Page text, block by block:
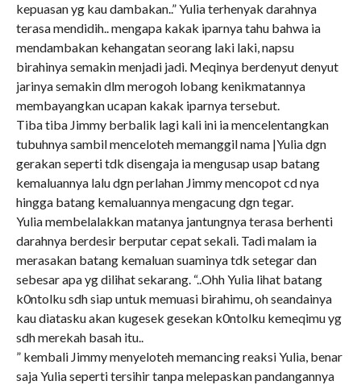
kepuasan yg kau dambakan..” Yulia terhenyak darahnya
terasa mendidih.. mengapa kakak iparnya tahu bahwa ia
mendambakan kehangatan seorang laki laki, napsu
birahinya semakin menjadi jadi. Meqinya berdenyut denyut
jarinya semakin dlm merogoh lobang kenikmatannya
membayangkan ucapan kakak iparnya tersebut.
Tiba tiba Jimmy berbalik lagi kali ini ia mencelentangkan
tubuhnya sambil menceloteh memanggil nama |Yulia dgn
gerakan seperti tdk disengaja ia mengusap usap batang
kemaluannya lalu dgn perlahan Jimmy mencopot cd nya
hingga batang kemaluannya mengacung dgn tegar.
Yulia membelalakkan matanya jantungnya terasa berhenti
darahnya berdesir berputar cepat sekali. Tadi malam ia
merasakan batang kemaluan suaminya tdk setegar dan
sebesar apa yg dilihat sekarang. “..Ohh Yulia lihat batang
k0ntolku sdh siap untuk memuasi birahimu, oh seandainya
kau diatasku akan kugesek gesekan k0ntolku kemeqimu yg
sdh merekah basah itu..
” kembali Jimmy menyeloteh memancing reaksi Yulia, benar
saja Yulia seperti tersihir tanpa melepaskan pandangannya